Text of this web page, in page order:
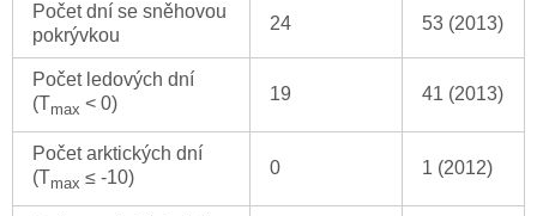
Počet dní se sněhovou
pokrývkou
24 53 (2013)
Počet ledových dní
(Tmax < 0) 19 41 (2013)
Počet arktických dní
(Tmax ≤ -10) 0 1 (2012)